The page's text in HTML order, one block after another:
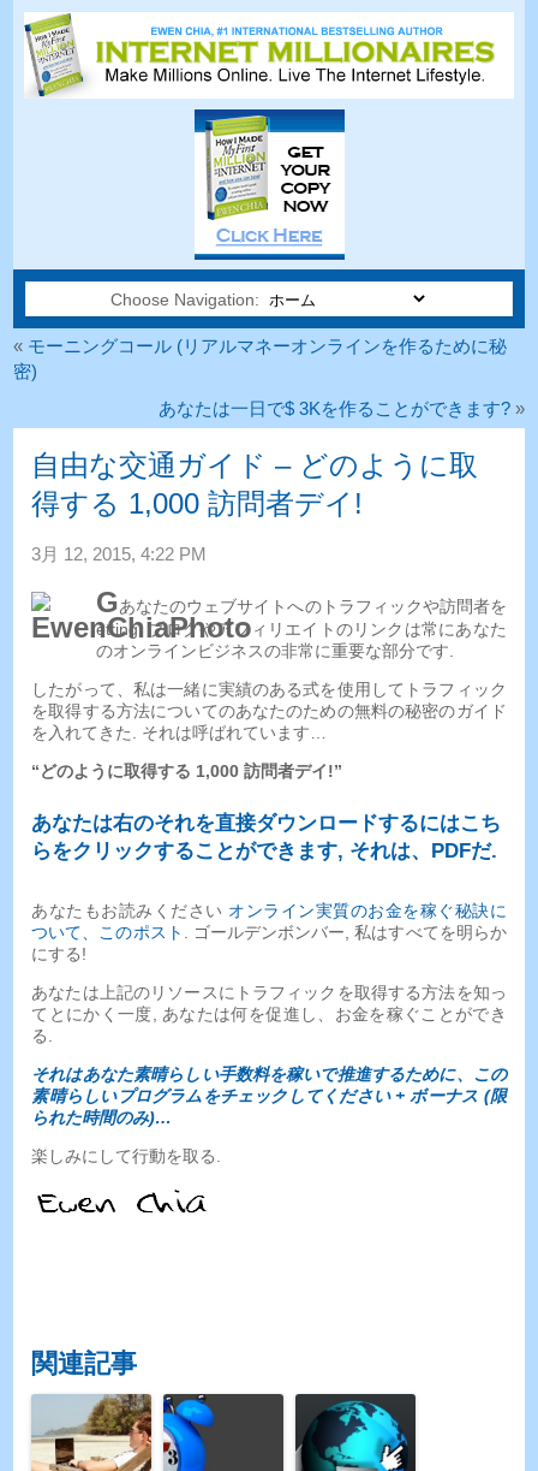
Choose Navigation:
« モーニングコール (リアルマネーオンラインを作るために秘
密)
あなたは一日で$ 3Kを作ることができます?»
自由な交通ガイド – どのように取
得する 1,000 訪問者デイ!
3月 12, 2015, 4:22 PM
Gあなたのウェブサイトへのトラフィックや訪問者を
etting, ブログやアフィリエイトのリンクは常にあなた
のオンラインビジネスの非常に重要な部分です.
したがって、私は一緒に実績のある式を使用してトラフィック
を取得する方法についてのあなたのための無料の秘密のガイド
を入れてきた. それは呼ばれています…
“どのように取得する 1,000 訪問者デイ!”
あなたは右のそれを直接ダウンロードするにはこち
らをクリックすることができます, それは、PDFだ.
あなたもお読みください オンライン実質のお金を稼ぐ秘訣に
ついて、このポスト . ゴールデンボンバー, 私はすべてを明らか
にする!
あなたは上記のリソースにトラフィックを取得する方法を知っ
てとにかく一度, あなたは何を促進し、お金を稼ぐことができ
る.
それはあなた素晴らしい手数料を稼いで推進するために、この
素​​晴らしいプログラムをチェックしてください + ボーナス (限
られた時間のみ)…
楽しみにして行動を取る.
関連記事